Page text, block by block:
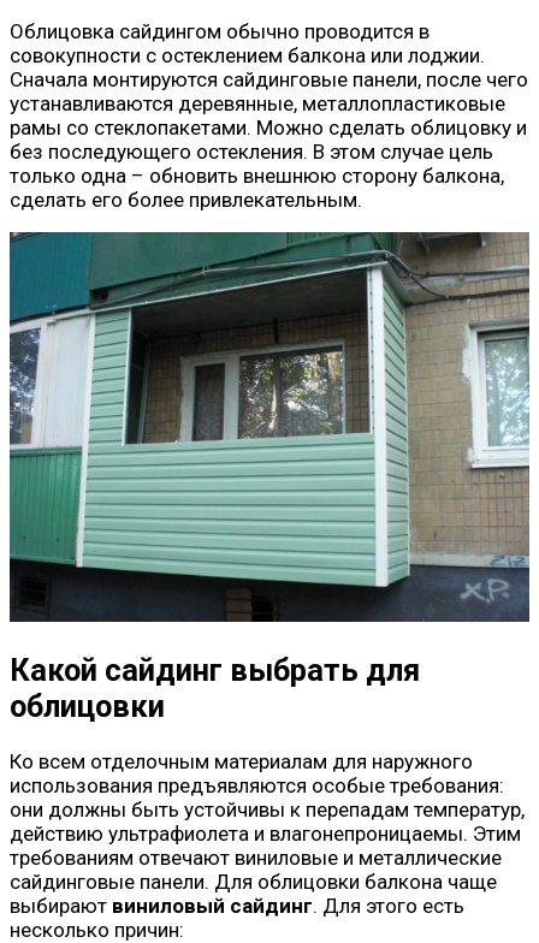
Облицовка сайдингом обычно проводится в
совокупности с остеклением балкона или лоджии.
Сначала монтируются сайдинговые панели, после чего
устанавливаются деревянные, металлопластиковые
рамы со стеклопакетами. Можно сделать облицовку и
без последующего остекления. В этом случае цель
только одна – обновить внешнюю сторону балкона,
сделать его более привлекательным.
Какой сайдинг выбрать для
облицовки
Ко всем отделочным материалам для наружного
использования предъявляются особые требования:
они должны быть устойчивы к перепадам температур,
действию ультрафиолета и влагонепроницаемы. Этим
требованиям отвечают виниловые и металлические
сайдинговые панели. Для облицовки балкона чаще
выбирают виниловый сайдинг. Для этого есть
несколько причин: